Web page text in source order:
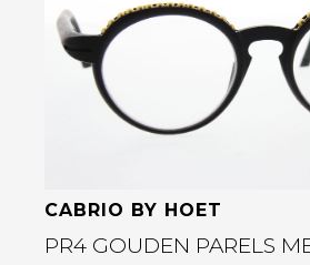
CABRIO BY HOET
PR4 GOUDEN PARELS